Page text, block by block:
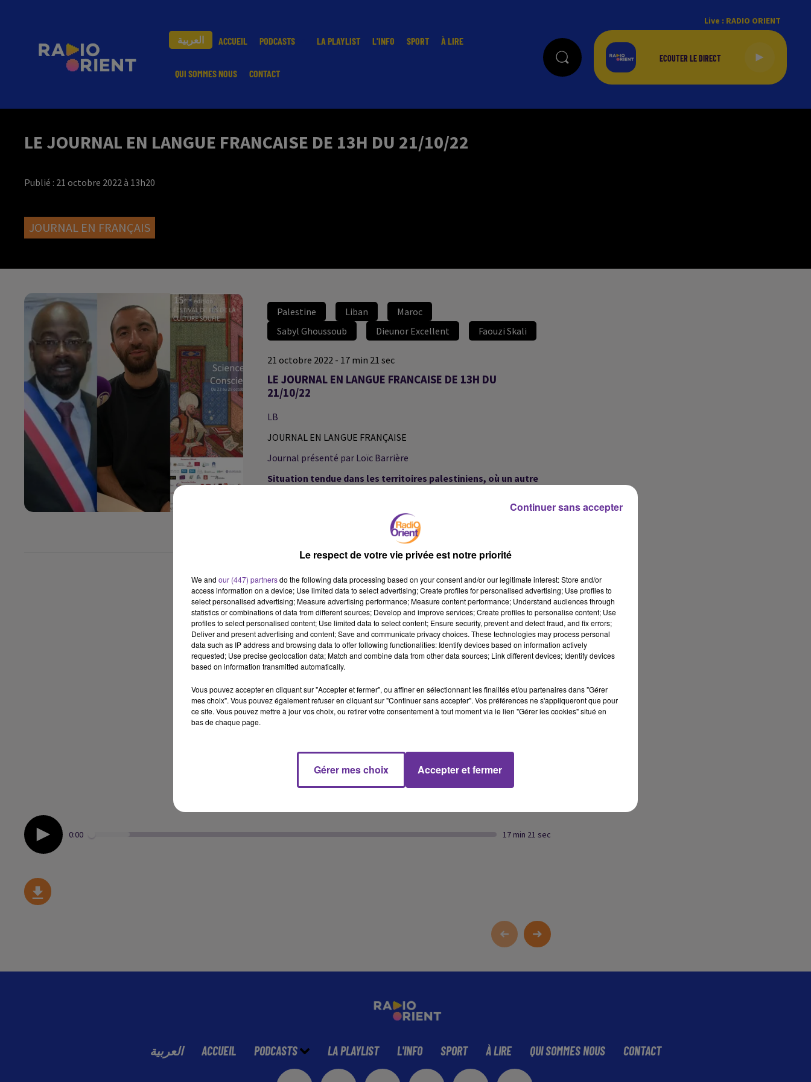
العربية ACCUEIL PODCASTS LA PLAYLIST L'INFO SPORT À LIRE
QUI SOMMES NOUS CONTACT
Live : RADIO ORIENT
LE JOURNAL EN LANGUE FRANCAISE DE 13H DU 21/10/22
Publié : 21 octobre 2022 à 13h20
JOURNAL EN FRANÇAIS
Palestine Liban
Maroc
Sabyl Ghoussoub
Dieunor Excellent Faouzi Skali
21 octobre 2022 - 17 min 21 sec
LE JOURNAL EN LANGUE FRANCAISE DE 13H DU
21/10/22
LB
JOURNAL EN LANGUE FRANÇAISE
Journal présenté par Loïc Barrière
Situation tendue dans les territoires palestiniens, où un autre
51 nouveaux cas de choléra déclarés au Liban, 5 personnes
sont décédées.
Le Festival Beyrouth Livres se tient dans plusieurs villes du
Liban. Parmi les auteurs invités, Sabyl Ghoussoub. Pour lui,
l’existence de ce festival dans un pays en crise tient du
miracle.
La crise énergétique : l’exemple de Villetaneuse. Dans cette
ville, les factures d’électricité ont été multipliées par 2, les
factures de gaz par 5. Nous écouterons le maire Dieunor
La 15ème édition du Festival de Fès de la Culture Soufie se
tiendra à partir de demain en partenariat avec Radio Orient.
0:00 17 min 21 sec
العربية ACCUEIL PODCASTS LA PLAYLIST L'INFO SPORT À LIRE QUI SOMMES NOUS CONTACT
Le respect de votre vie privée est notre priorité
We and our (447) partnersdo the following data processing based on your consent and/or our legitimate interest: Store and/or
access information on a device; Use limited data to select advertising; Create profiles for personalised advertising; Use profiles to
select personalised advertising; Measure advertising performance; Measure content performance; Understand audiences through
statistics or combinations of data from different sources; Develop and improve services; Create profiles to personalise content; Use
profiles to select personalised content; Use limited data to select content; Ensure security, prevent and detect fraud, and fix errors;
Deliver and present advertising and content; Save and communicate privacy choices. These technologies may process personal
data such as IP address and browsing data to offer following functionalities: Identify devices based on information actively
requested; Use precise geolocation data; Match and combine data from other data sources; Link different devices; Identify devices
based on information transmitted automatically.
Vous pouvez accepter en cliquant sur "Accepter et fermer", ou affiner en sélectionnant les finalités et/ou partenaires dans "Gérer
mes choix". Vous pouvez également refuser en cliquant sur "Continuer sans accepter". Vos préférences ne s'appliqueront que pour
ce site. Vous pouvez mettre à jour vos choix, ou retirer votre consentement à tout moment via le lien "Gérer les cookies" situé en
bas de chaque page.
Gérer mes choix Accepter et fermer
Continuer sans accepter